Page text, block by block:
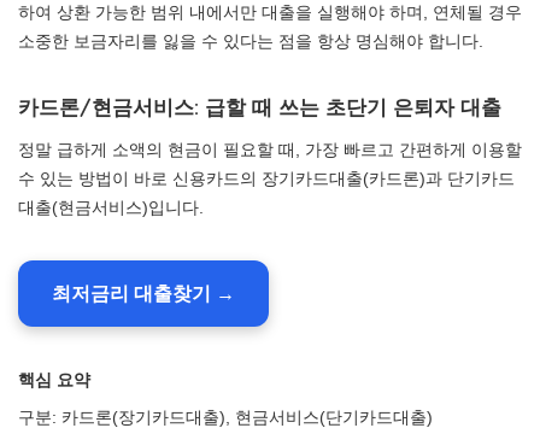
하여 상환 가능한 범위 내에서만 대출을 실행해야 하며, 연체될 경우
소중한 보금자리를 잃을 수 있다는 점을 항상 명심해야 합니다.
카드론/현금서비스: 급할 때 쓰는 초단기 은퇴자 대출
정말 급하게 소액의 현금이 필요할 때, 가장 빠르고 간편하게 이용할
수 있는 방법이 바로 신용카드의 장기카드대출(카드론)과 단기카드
대출(현금서비스)입니다.
최저금리 대출찾기 →
핵심 요약
구분: 카드론(장기카드대출), 현금서비스(단기카드대출)